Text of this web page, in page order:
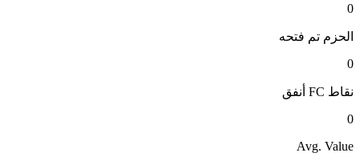
0
الحزم تم فتحه
0
نقاط FC
أنفق
0
Avg. Value